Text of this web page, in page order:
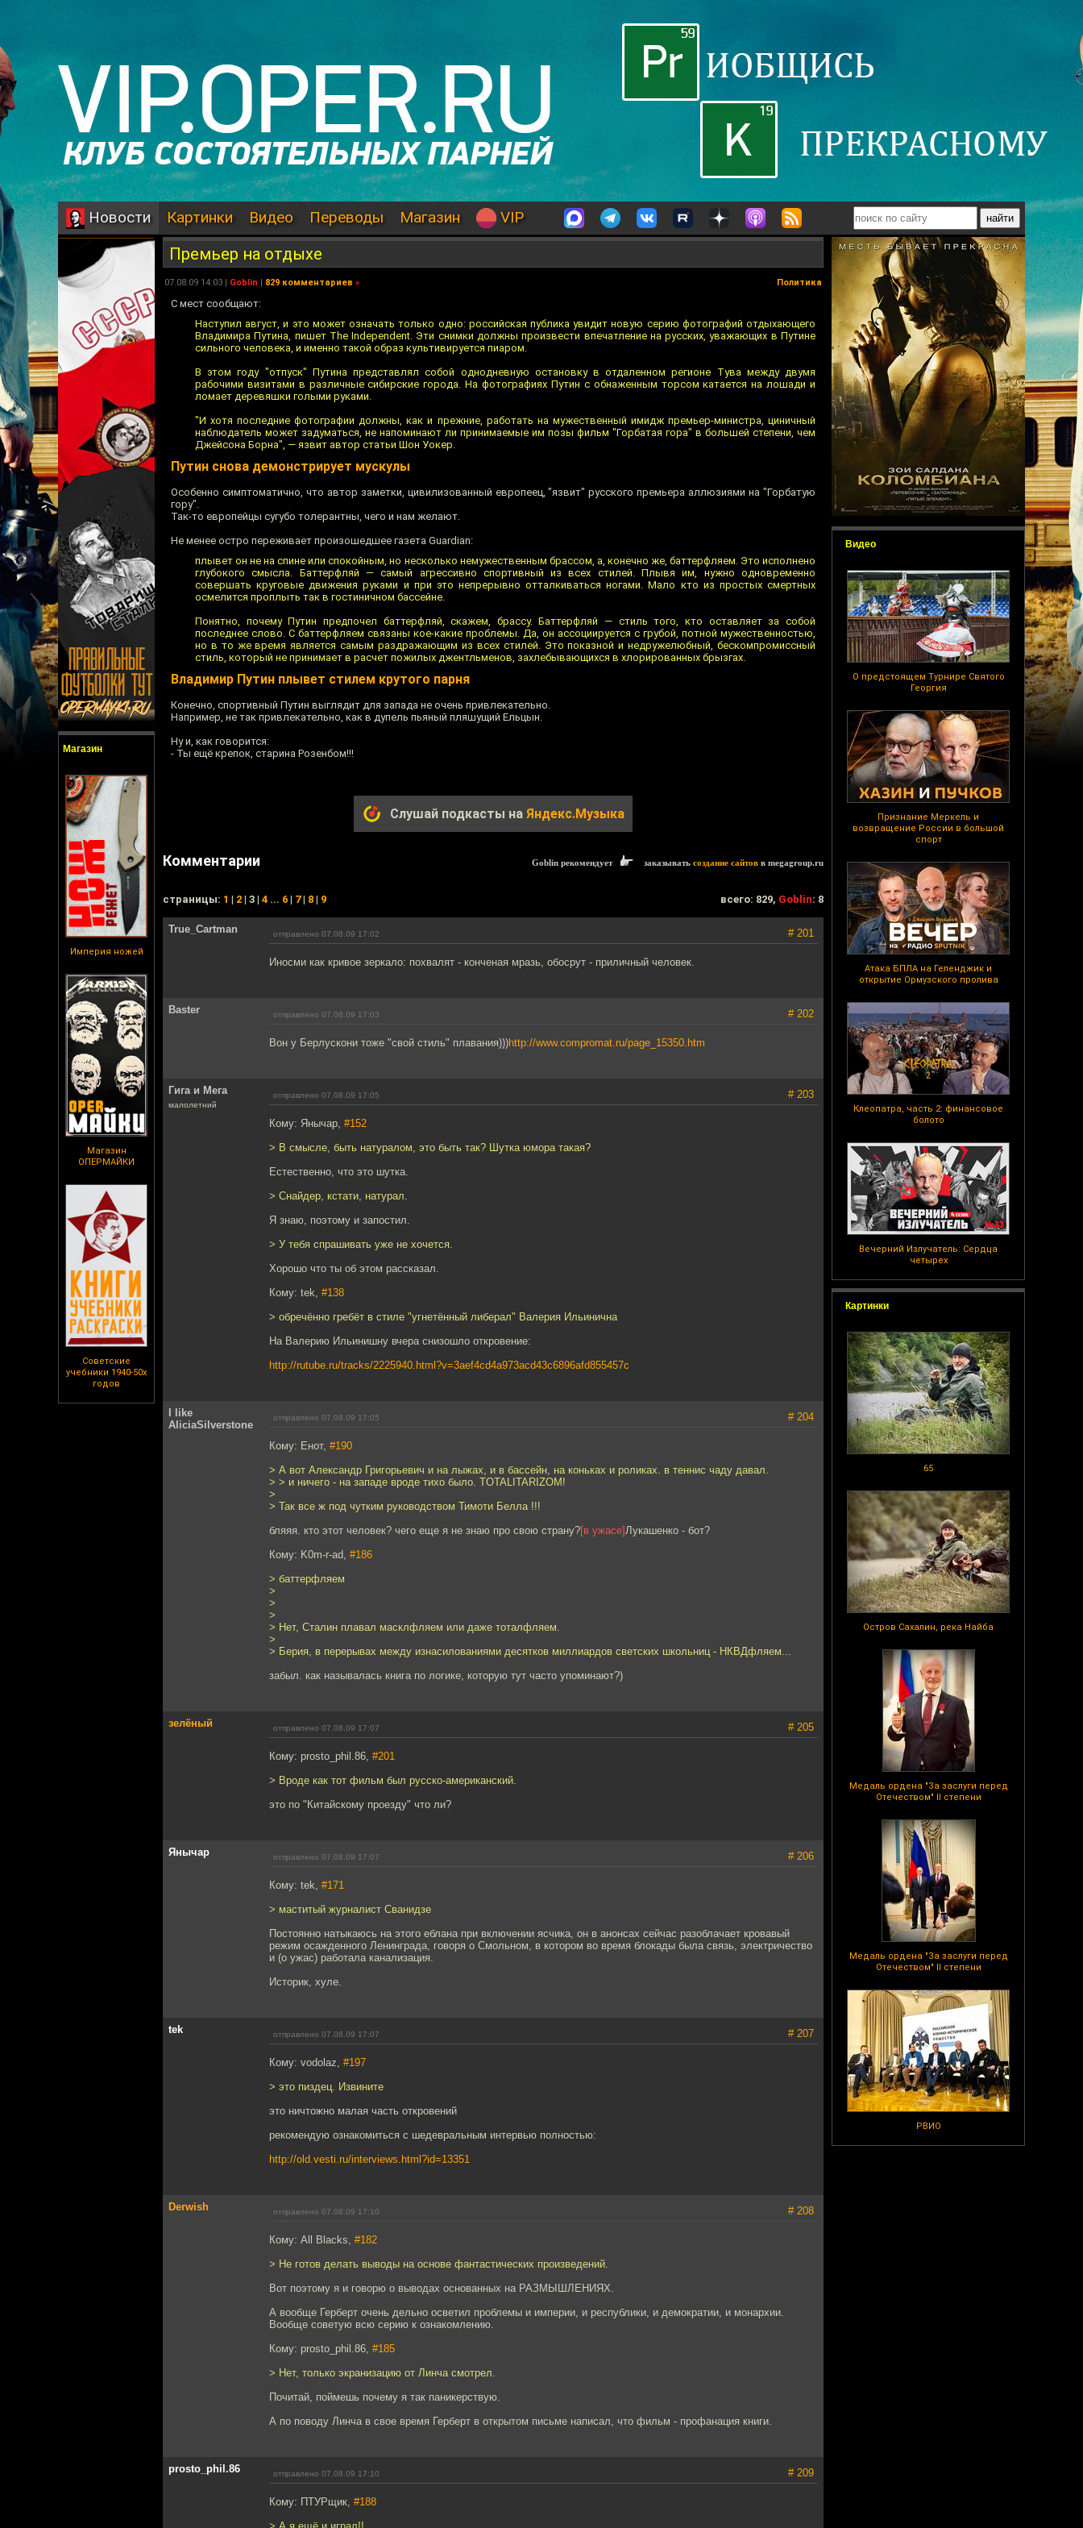
Новости Картинки Видео Переводы Магазин VIP
Магазин
Империя ножей
Магазин
ОПЕРМАЙКИ
Советские
учебники 1940-50х
годов
Видео
О предстоящем Турнире Святого
Георгия
Признание Меркель и
возвращение России в большой
спорт
Атака БПЛА на Геленджик и
открытие Ормузского пролива
Клеопатра, часть 2: финансовое
болото
Вечерний Излучатель: Сердца
четырех
Картинки
65
Остров Сахалин, река Найба
Медаль ордена "За заслуги перед
Отечеством" II степени
Медаль ордена "За заслуги перед
Отечеством" II степени
РВИО
Премьер на отдыхе
07.08.09 14:03 | Goblin | 829 комментариев » Политика
С мест сообщают:
Наступил август, и это может означать только одно: российская публика увидит новую серию фотографий отдыхающего
Владимира Путина, пишет The Independent. Эти снимки должны произвести впечатление на русских, уважающих в Путине
сильного человека, и именно такой образ культивируется пиаром.
В этом году "отпуск" Путина представлял собой однодневную остановку в отдаленном регионе Тува между двумя
рабочими визитами в различные сибирские города. На фотографиях Путин с обнаженным торсом катается на лошади и
ломает деревяшки голыми руками.
"И хотя последние фотографии должны, как и прежние, работать на мужественный имидж премьер-министра, циничный
наблюдатель может задуматься, не напоминают ли принимаемые им позы фильм "Горбатая гора" в большей степени, чем
Джейсона Борна", — язвит автор статьи Шон Уокер.
Путин снова демонстрирует мускулы
Особенно симптоматично, что автор заметки, цивилизованный европеец, "язвит" русского премьера аллюзиями на "Горбатую
гору".
Так-то европейцы сугубо толерантны, чего и нам желают.
Не менее остро переживает произошедшее газета Guardian:
плывет он не на спине или спокойным, но несколько немужественным брассом, а, конечно же, баттерфляем. Это исполнено
глубокого смысла. Баттерфляй — самый агрессивно спортивный из всех стилей. Плывя им, нужно одновременно
совершать круговые движения руками и при это непрерывно отталкиваться ногами. Мало кто из простых смертных
осмелится проплыть так в гостиничном бассейне.
Понятно, почему Путин предпочел баттерфляй, скажем, брассу. Баттерфляй — стиль того, кто оставляет за собой
последнее слово. С баттерфляем связаны кое-какие проблемы. Да, он ассоциируется с грубой, потной мужественностью,
но в то же время является самым раздражающим из всех стилей. Это показной и недружелюбный, бескомпромиссный
стиль, который не принимает в расчет пожилых джентльменов, захлебывающихся в хлорированных брызгах.
Владимир Путин плывет стилем крутого парня
Конечно, спортивный Путин выглядит для запада не очень привлекательно.
Например, не так привлекательно, как в дупель пьяный пляшущий Ельцын.
Ну и, как говорится:
- Ты ещё крепок, старина Розенбом!!!
Слушай подкасты на Яндекс.Музыка
Комментарии Goblin рекомендует заказывать создание сайтов в megagroup.ru
cтраницы: 1 | 2 | 3 | 4 ... 6 | 7| 8 | 9 всего: 829, Goblin: 8
True_Cartman отправлено 07.08.09 17:02 # 201
Иносми как кривое зеркало: похвалят - конченая мразь, обосрут - приличный человек.
Baster отправлено 07.08.09 17:03 # 202
Вон у Берлускони тоже "свой стиль" плавания)))http://www.compromat.ru/page_15350.htm
Гига и Мега
малолетний
отправлено 07.08.09 17:05 # 203
Кому: Янычар, #152
> В смысле, быть натуралом, это быть так? Шутка юмора такая?
Естественно, что это шутка.
> Снайдер, кстати, натурал.
Я знаю, поэтому и запостил.
> У тебя спрашивать уже не хочется.
Хорошо что ты об этом рассказал.
Кому: tek, #138
> обречённо гребёт в стиле "угнетённый либерал" Валерия Ильинична
На Валерию Ильинишну вчера снизошло откровение:
http://rutube.ru/tracks/2225940.html?v=3aef4cd4a973acd43c6896afd855457c
I like
AliciaSilverstone
отправлено 07.08.09 17:05 # 204
Кому: Енот, #190
> А вот Александр Григорьевич и на лыжах, и в бассейн, на коньках и роликах. в теннис чаду давал.
> > и ничего - на западе вроде тихо было. TOTALITARIZOM!
>
> Так все ж под чутким руководством Тимоти Белла !!!
бляяя. кто этот человек? чего еще я не знаю про свою страну?[в ужасе]Лукашенко - бот?
Кому: K0m-r-ad, #186
> баттерфляем
>
>
>
> Нет, Сталин плавал масклфляем или даже тоталфляем.
>
> Берия, в перерывах между изнасилованиями десятков миллиардов светских школьниц - НКВДфляем...
забыл. как называлась книга по логике, которую тут часто упоминают?)
зелёный отправлено 07.08.09 17:07 # 205
Кому: prosto_phil.86, #201
> Вроде как тот фильм был русско-американский.
это по "Китайскому проезду" что ли?
Янычар отправлено 07.08.09 17:07 # 206
Кому: tek, #171
> маститый журналист Сванидзе
Постоянно натыкаюсь на этого еблана при включении ясчика, он в анонсах сейчас разоблачает кровавый
режим осажденного Ленинграда, говоря о Смольном, в котором во время блокады была связь, электричество
и (о ужас) работала канализация.
Историк, хуле.
tek отправлено 07.08.09 17:07 # 207
Кому: vodolaz, #197
> это пиздец. Извините
это ничтожно малая часть откровений
рекомендую ознакомиться с шедевральным интервью полностью:
http://old.vesti.ru/interviews.html?id=13351
Derwish отправлено 07.08.09 17:10 # 208
Кому: All Blacks, #182
> Не готов делать выводы на основе фантастических произведений.
Вот поэтому я и говорю о выводах основанных на РАЗМЫШЛЕНИЯХ.
А вообще Герберт очень дельно осветил проблемы и империи, и республики, и демократии, и монархии.
Вообще советую всю серию к ознакомлению.
Кому: prosto_phil.86, #185
> Нет, только экранизацию от Линча смотрел.
Почитай, поймешь почему я так паникерствую.
А по поводу Линча в свое время Герберт в открытом письме написал, что фильм - профанация книги.
prosto_phil.86 отправлено 07.08.09 17:10 # 209
Кому: ПТУРщик, #188